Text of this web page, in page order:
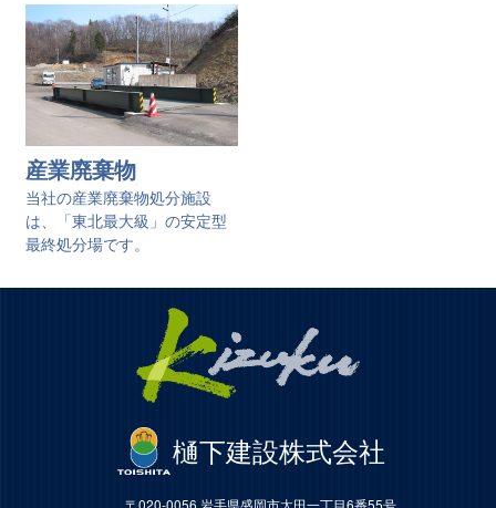
産業廃棄物
当社の産業廃棄物処分施設
は、「東北最大級」の安定型
最終処分場です。
樋󠄀下建設株式会社